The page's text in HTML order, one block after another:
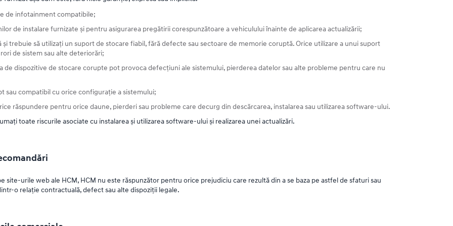
de infotainment compatibile;
de instalare furnizate și pentru asigurarea pregătirii corespunzătoare a vehiculului înainte de aplicarea actualizării;
trebuie să utilizați un suport de stocare fiabil, fără defecte sau sectoare de memorie coruptă. Orice utilizare a unui suport
de sistem sau alte deteriorări;
dispozitive de stocare corupte pot provoca defecțiuni ale sistemului, pierderea datelor sau alte probleme pentru care nu
compatibil cu orice configurație a sistemului;
răspundere pentru orice daune, pierderi sau probleme care decurg din descărcarea, instalarea sau utilizarea software-ului.
toate riscurile asociate cu instalarea și utilizarea software-ului și realizarea unei actualizări.
site-urile web ale HCM, HCM nu este răspunzător pentru orice prejudiciu care rezultă din a se baza pe astfel de sfaturi sau
o relație contractuală, defect sau alte dispoziții legale.